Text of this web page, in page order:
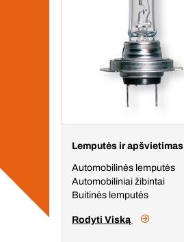
Lemputės ir apšvietimas
Automobilinės lemputės
Automobiliniai žibintai
Buitinės lemputės
Rodyti Viską